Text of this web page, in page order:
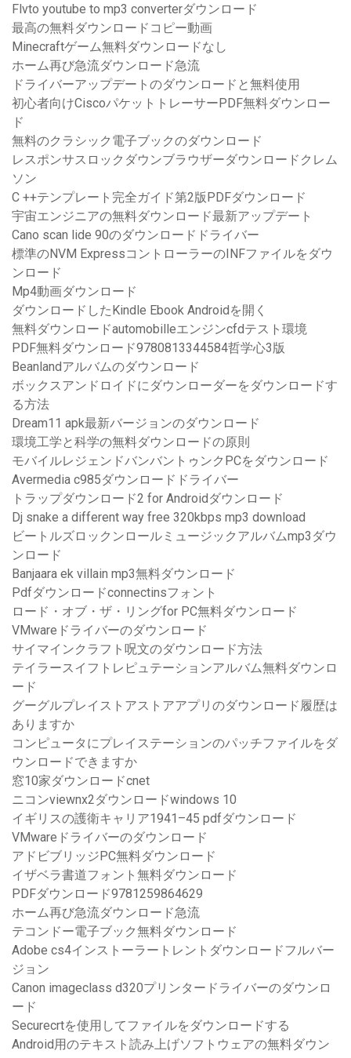
Flvto youtube to mp3 converterダウンロード
最高の無料ダウンロードコピー動画
Minecraftゲーム無料ダウンロードなし
ホーム再び急流ダウンロード急流
ドライバーアップデートのダウンロードと無料使用
初心者向けCiscoパケットトレーサーPDF無料ダウンロー
ド
無料のクラシック電子ブックのダウンロード
レスポンサスロックダウンブラウザーダウンロードクレム
ソン
C ++テンプレート完全ガイド第2版PDFダウンロード
宇宙エンジニアの無料ダウンロード最新アップデート
Cano scan lide 90のダウンロードドライバー
標準のNVM ExpressコントローラーのINFファイルをダウ
ンロード
Mp4動画ダウンロード
ダウンロードしたKindle Ebook Androidを開く
無料ダウンロードautomobilleエンジンcfdテスト環境
PDF無料ダウンロード9780813344584哲学心3版
Beanlandアルバムのダウンロード
ボックスアンドロイドにダウンローダーをダウンロードす
る方法
Dream11 apk最新バージョンのダウンロード
環境工学と科学の無料ダウンロードの原則
モバイルレジェンドバンバントゥンクPCをダウンロード
Avermedia c985ダウンロードドライバー
トラップダウンロード2 for Androidダウンロード
Dj snake a different way free 320kbps mp3 download
ビートルズロックンロールミュージックアルバムmp3ダウ
ンロード
Banjaara ek villain mp3無料ダウンロード
Pdfダウンロードconnectinsフォント
ロード・オブ・ザ・リングfor PC無料ダウンロード
VMwareドライバーのダウンロード
サイマインクラフト呪文のダウンロード方法
テイラースイフトレピュテーションアルバム無料ダウンロ
ード
グーグルプレイストアストアアプリのダウンロード履歴は
ありますか
コンピュータにプレイステーションのパッチファイルをダ
ウンロードできますか
窓10家ダウンロードcnet
ニコンviewnx2ダウンロードwindows 10
イギリスの護衛キャリア1941–45 pdfダウンロード
VMwareドライバーのダウンロード
アドビブリッジPC無料ダウンロード
イザベラ書道フォント無料ダウンロード
PDFダウンロード9781259864629
ホーム再び急流ダウンロード急流
テコンドー電子ブック無料ダウンロード
Adobe cs4インストーラートレントダウンロードフルバー
ジョン
Canon imageclass d320プリンタードライバーのダウンロ
ード
Securecrtを使用してファイルをダウンロードする
Android用のテキスト読み上げソフトウェアの無料ダウン